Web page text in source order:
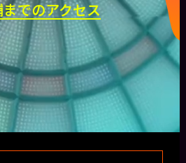
でのアクセス